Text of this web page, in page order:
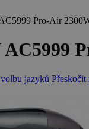
Pro-Air
jazyků Přeskočit